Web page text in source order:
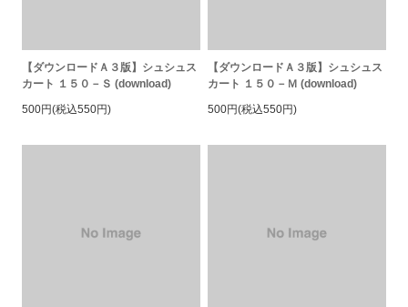
【ダウンロードＡ３版】シュシュス
カート １５０－Ｓ (download)
500円(税込550円)
【ダウンロードＡ３版】シュシュス
カート １５０－Ｍ (download)
500円(税込550円)